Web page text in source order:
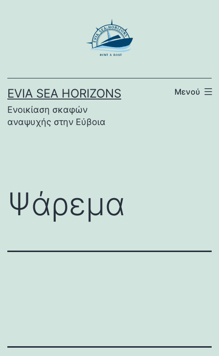
EVIA SEA HORIZONS
Ενοικίαση σκαφών
αναψυχής στην Εύβοια
Μενού
Ψάρεμα